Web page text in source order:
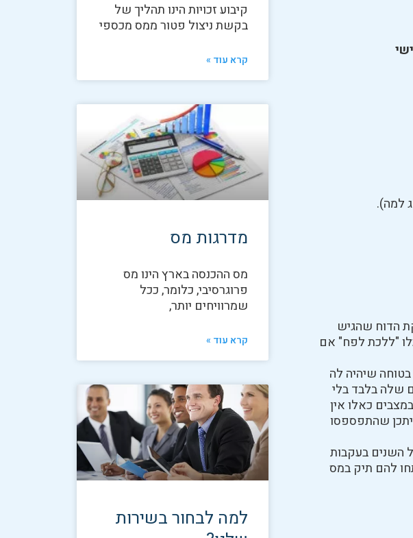
למה).
הדוח שהגיש
החזר נוסף של כ-3 אלף ש"ח שיכלו "ללכת לפח" אם
והייתה בטוחה שיהיה לה
שלה בלבד בלי
כאלו אין
שהתפספסו
להגשת דוחות לכל השנים בעקבות
להם תיק במס
קיבוע זכויות הינו תהליך של
בקשת ניצול פטור ממס מכספי
קרא עוד »
מדרגות מס
מס ההכנסה בארץ הינו מס
פרוגרסיבי, כלומר, ככל
שמרוויחים יותר,
קרא עוד »
למה לבחור בשירות